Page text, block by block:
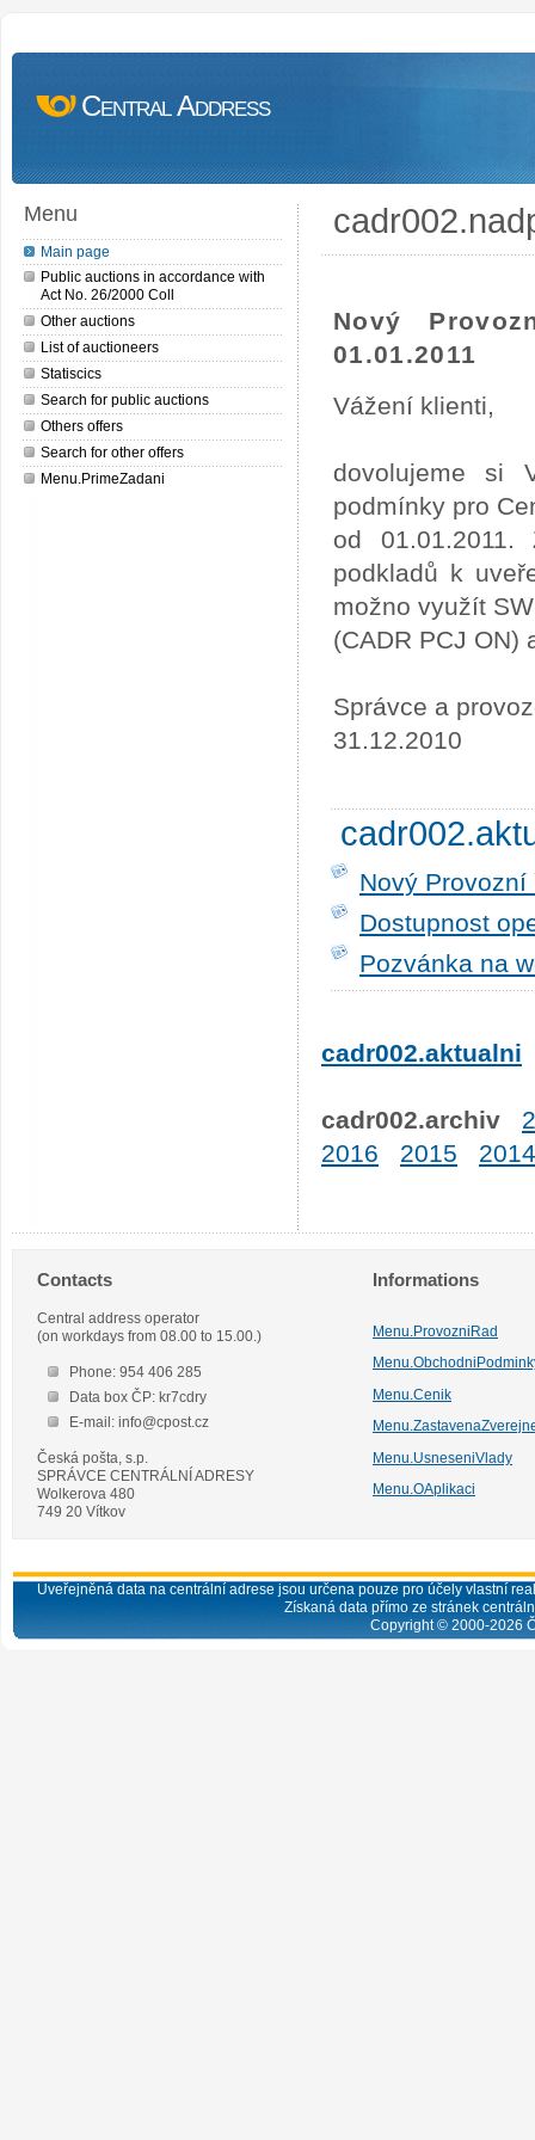
Central Address
Menu
Main page
Public auctions in accordance with
Act No. 26/2000 Coll
Other auctions
List of auctioneers
Statiscics
Search for public auctions
Others offers
Search for other offers
Menu.PrimeZadani
Nový
01.01.2011
Vážení klienti,
dovolujeme si
podmínky pro
od 01.01.2011.
podkladů k
možno využít
(CADR PCJ ON)
Správce a
31.12.2010
Nový
Dostupnost
Pozvánka na
cadr002.aktualni
cadr002.archiv
2016
2015 2014
Contacts
Central address operator
(on workdays from 08.00 to 15.00.)
Phone: 954 406 285
Data box ČP: kr7cdry
E-mail: info@cpost.cz
Česká pošta, s.p.
SPRÁVCE CENTRÁLNÍ ADRESY
Wolkerova 480
749 20 Vítkov
Informations
Menu.ProvozniRad
Menu.Cenik
Menu.UsneseniVlady
Menu.OAplikaci
Uveřejněná data na centrální adrese jsou určena pouze pro účely vlastní
Získaná data přímo ze stránek
Copyright © 2000-2026